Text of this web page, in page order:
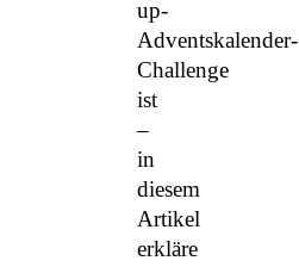
up-
Adventskalender-
Challenge
ist
–
in
diesem
Artikel
erkläre